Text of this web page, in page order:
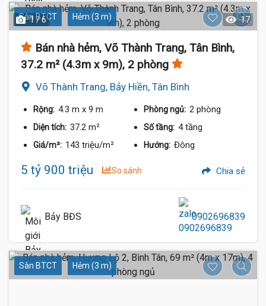
Sàn BTCT Hẻm (3 m)
1 / 6 17
Bán nhà hẻm, Võ Thành Trang, Tân Bình,
37.2 m² (4.3m x 9m), 2 phòng
Võ Thành Trang, Bảy Hiền, Tân Bình
Rộng: 4.3 m x 9 m Phòng ngủ: 2 phòng
Diện tích: 37.2 m² Số tầng: 4 tầng
Giá/m²: 143 triệu/m² Hướng: Đông
5 tỷ 900 triệu So sánh Chia sẻ
Bảy BĐS 0902696839
Sàn BTCT Hẻm (3 m)